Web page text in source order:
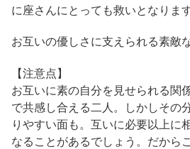
に座さんにとっても救いとなります
お互いの優しさに支えられる素敵
【注意点】
お互いに素の自分を見せられる関
で共感し合える二人。しかしその
りやすい面も。互いに必要以上に
なることがあるでしょう。だから